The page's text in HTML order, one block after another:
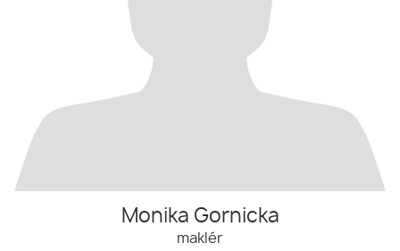
Monika Gornicka
maklér